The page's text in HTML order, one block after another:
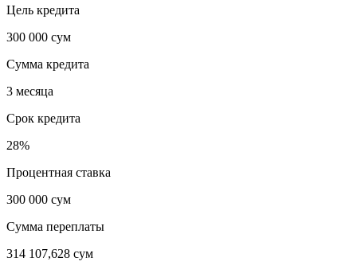
Цель кредита
300 000 сум
Сумма кредита
3 месяца
Срок кредита
28%
Процентная ставка
300 000 сум
Сумма переплаты
314 107,628 сум